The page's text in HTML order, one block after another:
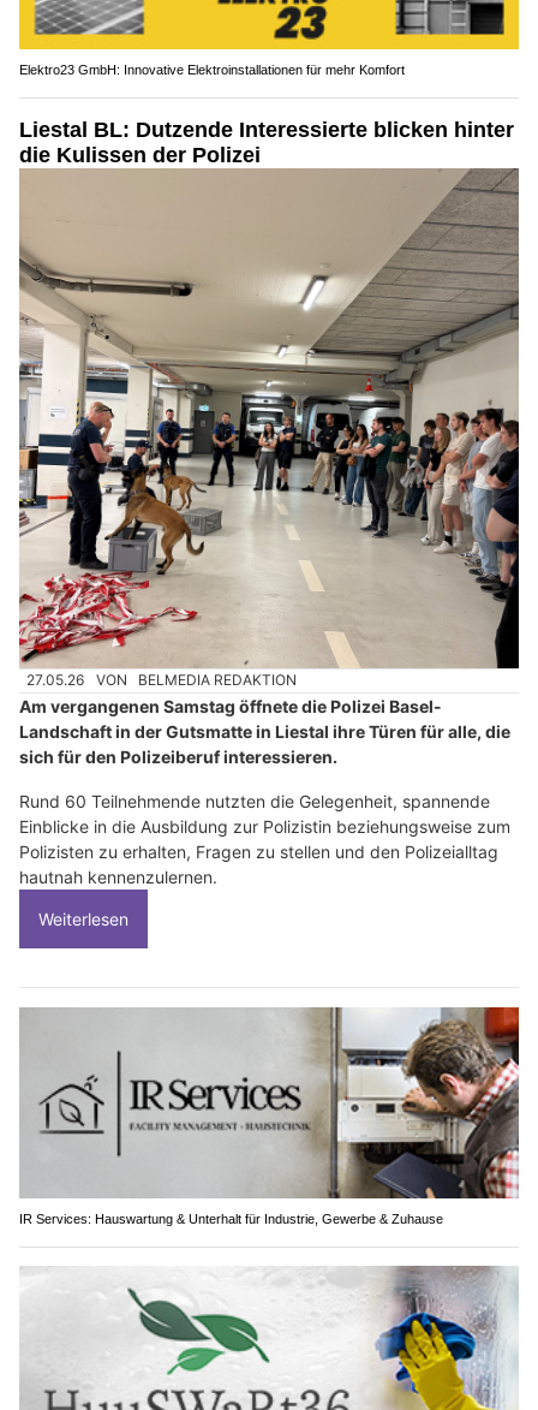
Elektro23 GmbH: Innovative Elektroinstallationen für mehr Komfort
Liestal BL: Dutzende Interessierte blicken hinter
die Kulissen der Polizei
27.05.26 VON BELMEDIA REDAKTION
Am vergangenen Samstag öffnete die Polizei Basel-
Landschaft in der Gutsmatte in Liestal ihre Türen für alle, die
sich für den Polizeiberuf interessieren.
Rund 60 Teilnehmende nutzten die Gelegenheit, spannende
Einblicke in die Ausbildung zur Polizistin beziehungsweise zum
Polizisten zu erhalten, Fragen zu stellen und den Polizeialltag
hautnah kennenzulernen.
Weiterlesen
IR Services: Hauswartung & Unterhalt für Industrie, Gewerbe & Zuhause